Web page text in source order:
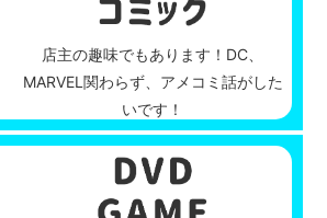
店主の趣味でもあります！DC、
MARVEL関わらず、アメコミ話がした
いです！